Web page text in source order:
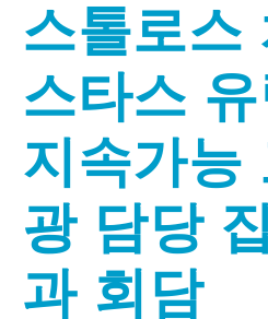
스톨로스
스타스
지속가능
광 담당
과 회담